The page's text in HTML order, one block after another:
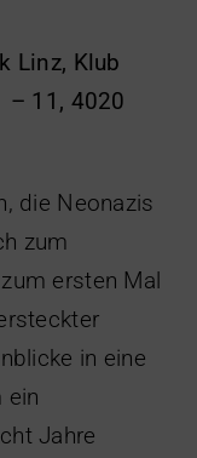
Linz, Klub
– 11, 4020
die Neonazis
zum
ersten Mal
in eine
ein
Jahre